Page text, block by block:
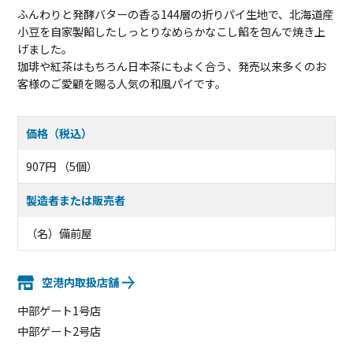
ふんわりと発酵バターの香る144層の折りパイ生地で、北海道産
小豆を自家製餡したしっとりなめらかなこし餡を包んで焼き上
げました。
珈琲や紅茶はもちろん日本茶にもよく合う、発売以来多くのお
客様のご愛顧を賜る人気の和風パイです。
価格（税込）
907円 （5個）
製造者または販売者
（名）備前屋
空港内取扱店舗
中部ゲート1号店
中部ゲート2号店